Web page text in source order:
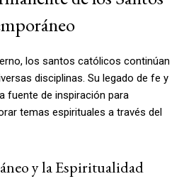
los santos católicos continúan
disciplinas. Su legado de fe y
fuente de inspiración para
temas espirituales a través del
y la Espiritualidad